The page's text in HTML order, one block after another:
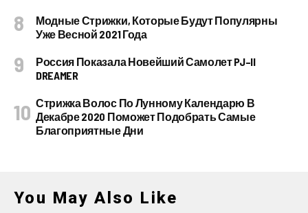
Модные Стрижки, Которые Будут Популярны
Уже Весной 2021 Года
Россия Показала Новейший Самолет PJ–II
DREAMER
Стрижка Волос По Лунному Календарю В
Декабре 2020 Поможет Подобрать Самые
Благоприятные Дни
You May Also Like